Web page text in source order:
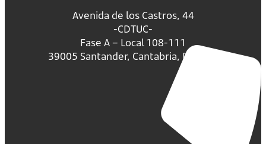
Avenida de los Castros, 44
-CDTUC-
Fase A – Local 108-111
39005 Santander, Cantabria, España.